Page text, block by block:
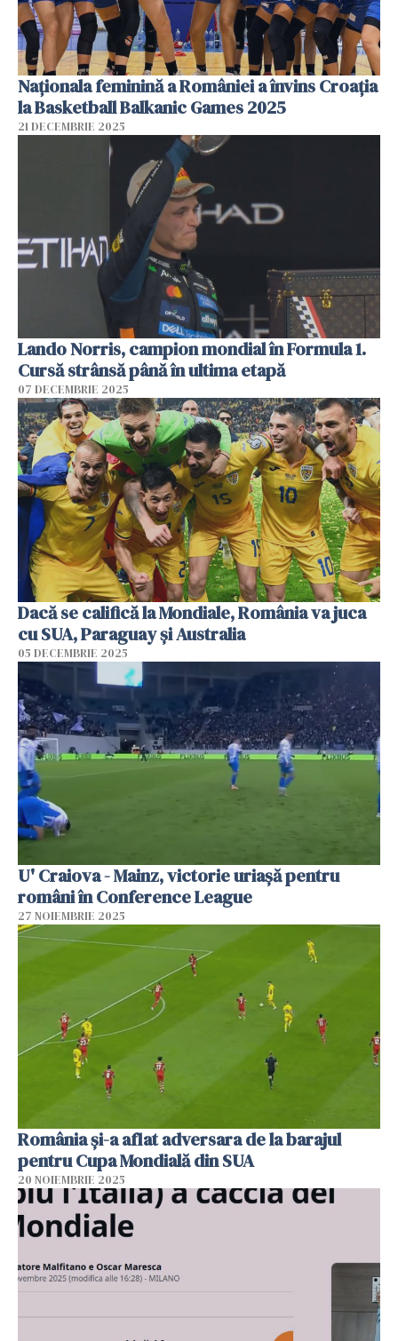
Naționala feminină a României a învins Croația
la Basketball Balkanic Games 2025
21 DECEMBRIE 2025
Lando Norris, campion mondial în Formula 1.
Cursă strânsă până în ultima etapă
07 DECEMBRIE 2025
Dacă se califică la Mondiale, România va juca
cu SUA, Paraguay şi Australia
05 DECEMBRIE 2025
U' Craiova - Mainz, victorie uriașă pentru
români în Conference League
27 NOIEMBRIE 2025
România și-a aflat adversara de la barajul
pentru Cupa Mondială din SUA
20 NOIEMBRIE 2025